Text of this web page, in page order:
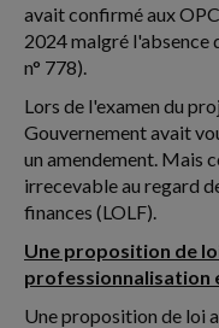
avait confirmé aux
2024 malgré l'absence
n° 778).
Lors de l'examen du
Gouvernement avait
un amendement. Mais
irrecevable au regard
finances (LOLF).
Une proposition de
professionnalisation
Une proposition de loi